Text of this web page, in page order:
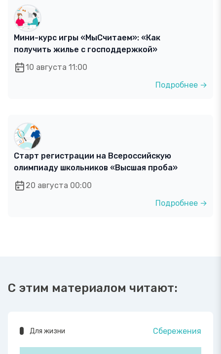
Мини-курс игры «МыСчитаем»: «Как
получить жилье с господдержкой»
10 августа 11:00
Подробнее →
Старт регистрации на Всероссийскую
олимпиаду школьников «Высшая проба»
20 августа 00:00
Подробнее →
С этим материалом читают:
Для жизни Сбережения